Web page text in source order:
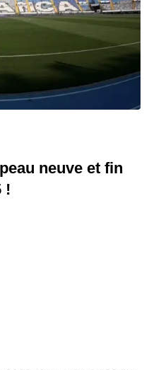
neuve et fin
!